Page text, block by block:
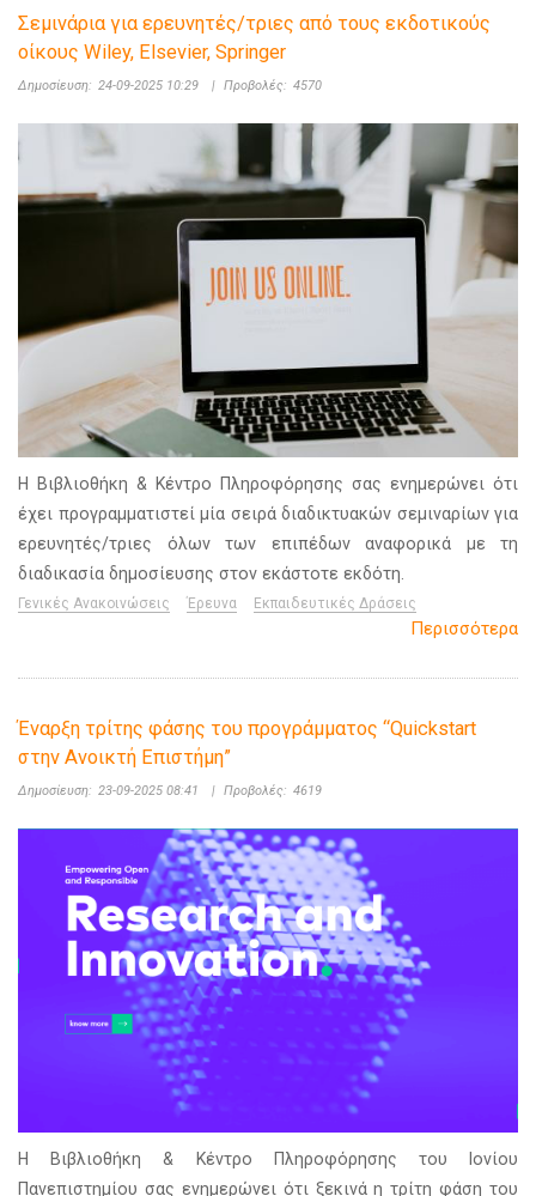
Σεμινάρια για ερευνητές/τριες από τους εκδοτικούς
οίκους Wiley, Elsevier, Springer
Δημοσίευση: 24-09-2025 10:29 | Προβολές: 4570
Η Βιβλιοθήκη & Κέντρο Πληροφόρησης σας ενημερώνει ότι
έχει προγραμματιστεί μία σειρά διαδικτυακών σεμιναρίων για
ερευνητές/τριες όλων των επιπέδων αναφορικά με τη
διαδικασία δημοσίευσης στον εκάστοτε εκδότη.
Γενικές Ανακοινώσεις Έρευνα Εκπαιδευτικές Δράσεις
Περισσότερα
Έναρξη τρίτης φάσης του προγράμματος “Quickstart
στην Ανοικτή Επιστήμη”
Δημοσίευση: 23-09-2025 08:41 | Προβολές: 4619
Η Βιβλιοθήκη & Κέντρο Πληροφόρησης του Ιονίου
Πανεπιστημίου σας ενημερώνει ότι ξεκινά η τρίτη φάση του